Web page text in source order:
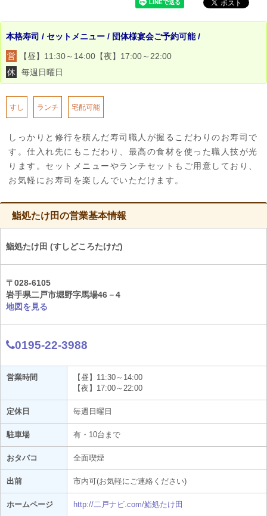
本格寿司 / セットメニュー / 団体様宴会ご予約可能 /
営
【昼】11:30～14:00【夜】17:00～22:00
休
毎週日曜日
すし ランチ 宅配可能
しっかりと修行を積んだ寿司職人が握るこだわりのお寿司で
す。仕入れ先にもこだわり、最高の食材を使った職人技が光
ります。セットメニューやランチセットもご用意しており、
お気軽にお寿司を楽しんでいただけます。
鮨処たけ田の営業基本情報
鮨処たけ田 (すしどころたけだ)
〒028-6105
岩手県二戸市堀野字馬場46－4
地図を見る
0195-22-3988
営業時間
【昼】11:30～14:00
【夜】17:00～22:00
定休日 毎週日曜日
駐車場 有・10台まで
おタバコ 全面喫煙
出前 市内可(お気軽にご連絡ください)
ホームページ http://二戸ナビ.com/鮨処たけ田